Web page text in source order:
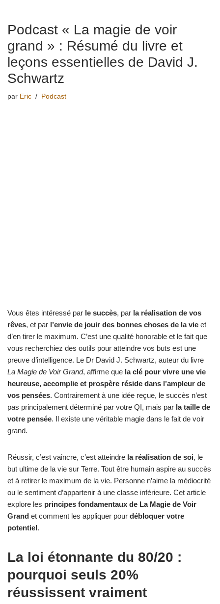
Podcast « La magie de voir
grand » : Résumé du livre et
leçons essentielles de David J.
Schwartz
par Eric Podcast
Vous êtes intéressé par le succès, par la réalisation de vos
rêves, et par l’envie de jouir des bonnes choses de la vie et
d’en tirer le maximum. C’est une qualité honorable et le fait que
vous recherchiez des outils pour atteindre vos buts est une
preuve d’intelligence. Le Dr David J. Schwartz, auteur du livre
La Magie de Voir Grand, affirme que la clé pour vivre une vie
heureuse, accomplie et prospère réside dans l’ampleur de
vos pensées. Contrairement à une idée reçue, le succès n’est
pas principalement déterminé par votre QI, mais par la taille de
votre pensée. Il existe une véritable magie dans le fait de voir
grand.
Réussir, c’est vaincre, c’est atteindre la réalisation de soi, le
but ultime de la vie sur Terre. Tout être humain aspire au succès
et à retirer le maximum de la vie. Personne n’aime la médiocrité
ou le sentiment d’appartenir à une classe inférieure. Cet article
explore les principes fondamentaux de La Magie de Voir
Grand et comment les appliquer pour débloquer votre
potentiel.
La loi étonnante du 80/20 :
pourquoi seuls 20%
réussissent vraiment